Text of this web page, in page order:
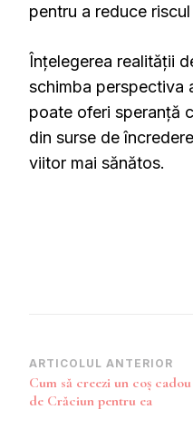
pentru a reduce
Înțelegerea realității
schimba perspectiva
poate oferi speranță
din surse de
viitor mai sănătos.
Navigare
în
ARTICOLUL ANTERIOR
Cum să creezi un coș cadou
de Crăciun pentru ea